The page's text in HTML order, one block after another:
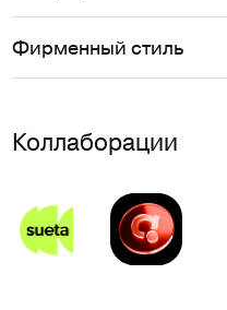
Фирменный стиль
Коллаборации